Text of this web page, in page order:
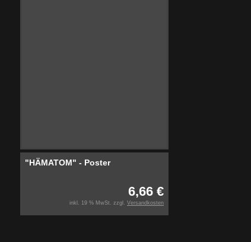
"HÄMATOM" - Poster
6,66 €
inkl. 19 % MwSt. zzgl. Versandkosten